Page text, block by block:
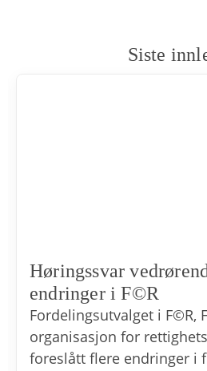
Siste
Høringssvar
endringer i F©R
Fordelingsutvalget i F©R,
organisasjon for
foreslått flere endringer i